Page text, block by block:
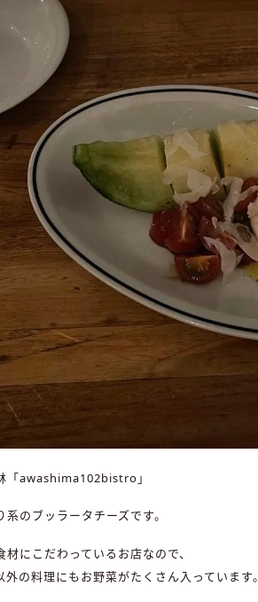
awashima102bistro」
系のブッラータチーズです。
材にこだわっているお店なので、
外の料理にもお野菜がたくさん入っています。